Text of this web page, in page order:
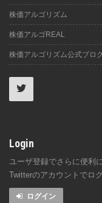
株価アルゴリズム
株価アルゴREAL
株価アルゴリズム公式ブロ
Login
ユーザ登録でさらに便利
Twitterのアカウントでロ
ログイン